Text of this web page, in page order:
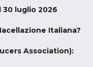
30 luglio 2026
Italiana?
Association):